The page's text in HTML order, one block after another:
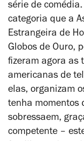
série de
categoria que a
Estrangeira de
Globos de Ouro,
fizeram agora as
americanas de
elas, organizam
tenha momentos
sobressaem,
competente –